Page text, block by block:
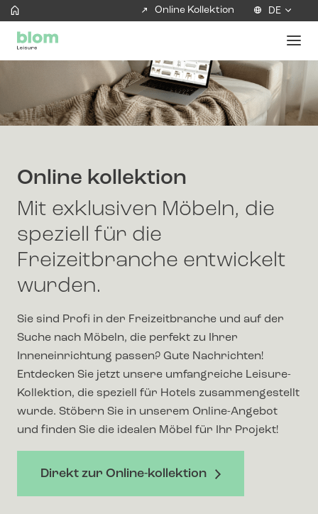
Online Kollektion DE
Online kollektion
Mit exklusiven Möbeln, die
speziell für die
Freizeitbranche entwickelt
wurden.
Sie sind Profi in der Freizeitbranche und auf der
Suche nach Möbeln, die perfekt zu Ihrer
Inneneinrichtung passen? Gute Nachrichten!
Entdecken Sie jetzt unsere umfangreiche Leisure-
Kollektion, die speziell für Hotels zusammengestellt
wurde. Stöbern Sie in unserem Online-Angebot
und finden Sie die idealen Möbel für Ihr Projekt!
Direkt zur Online-kollektion